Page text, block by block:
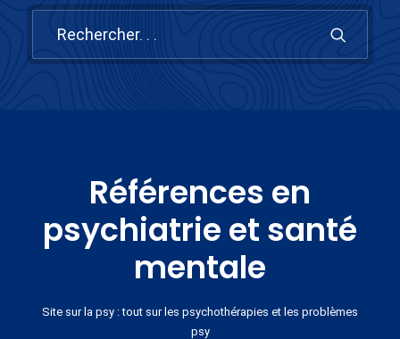
Références en
psychiatrie et santé
mentale
Site sur la psy : tout sur les psychothérapies et les problèmes
psy